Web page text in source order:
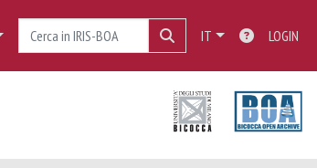
IT LOGIN